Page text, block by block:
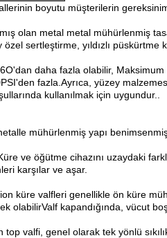
boyutu müşterilerin
olan metal metal mühürlenmiş
sertleştirme, yıldızlı püskürtme
daha fazla olabilir,
fazla.Ayrıca, yüzey
kullanılmak için uygundur..
mühürlenmiş yapı
ve öğütme cihazını uzaydaki
karşılar ve aşar.
küre valfleri genellikle ön küre
olabilirValf kapandığında, vücut
valfi, genel olarak tek yönlü